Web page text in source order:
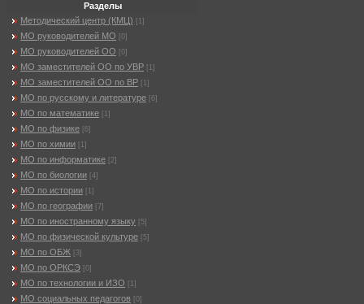
Разделы
Методический центр (КМЦ)
[1]
МО руководителей МО [0]
МО руководителей ОО [0]
МО заместителей ОО по УВР [1]
МО заместителей ОО по ВР [1]
МО по русскому и литературе [6]
МО по математике [1]
МО по физике [6]
МО по химии [1]
МО по информатике [2]
МО по биологии [4]
МО по истории [1]
МО по географии [7]
МО по иностранному языку [5]
МО по физической культуре [5]
МО по ОБЖ [3]
МО по ОРКСЭ [0]
МО по технологии и ИЗО [1]
МО социальных педагогов [0]